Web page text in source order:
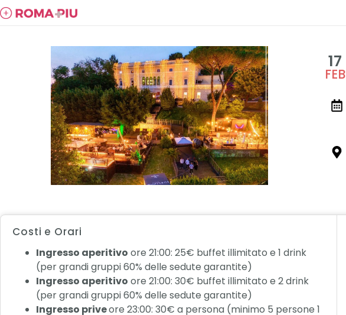
17
FEB
Costi e Orari
Ingresso aperitivo ore 21:00: 25€ buffet illimitato e 1 drink
(per grandi gruppi 60% delle sedute garantite)
Ingresso aperitivo ore 21:00: 30€ buffet illimitato e 2 drink
(per grandi gruppi 60% delle sedute garantite)
Ingresso priveore 23:00: 30€ a persona (minimo 5 persone 1